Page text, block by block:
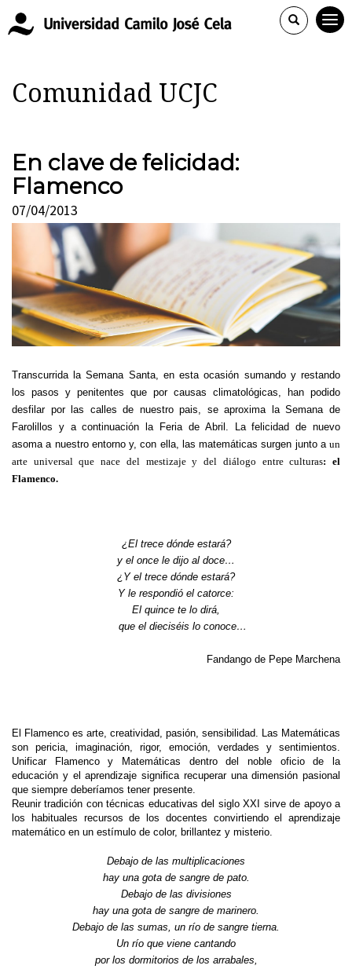
Comunidad UCJC
En clave de felicidad:
Flamenco
07/04/2013
Transcurrida la Semana Santa, en esta ocasión sumando y restando
los pasos y penitentes que por causas climatológicas, han podido
desfilar por las calles de nuestro pais, se aproxima la Semana de
Farolillos y a continuación la Feria de Abril. La felicidad de nuevo
asoma a nuestro entorno y, con ella, las matemáticas surgen junto a un
arte universal que nace del mestizaje y del diálogo entre culturas: el
Flamenco.
¿El trece dónde estará?
y el once le dijo al doce…
¿Y el trece dónde estará?
Y le respondió el catorce:
El quince te lo dirá,
que el dieciséis lo conoce…
Fandango de Pepe Marchena
El Flamenco es arte, creatividad, pasión, sensibilidad. Las Matemáticas
son pericia, imaginación, rigor, emoción, verdades y sentimientos.
Unificar Flamenco y Matemáticas dentro del noble oficio de la
educación y el aprendizaje significa recuperar una dimensión pasional
que siempre deberíamos tener presente.
Reunir tradición con técnicas educativas del siglo XXI sirve de apoyo a
los habituales recursos de los docentes convirtiendo el aprendizaje
matemático en un estímulo de color, brillantez y misterio.
Debajo de las multiplicaciones
hay una gota de sangre de pato.
Debajo de las divisiones
hay una gota de sangre de marinero.
Debajo de las sumas, un río de sangre tierna.
Un río que viene cantando
por los dormitorios de los arrabales,